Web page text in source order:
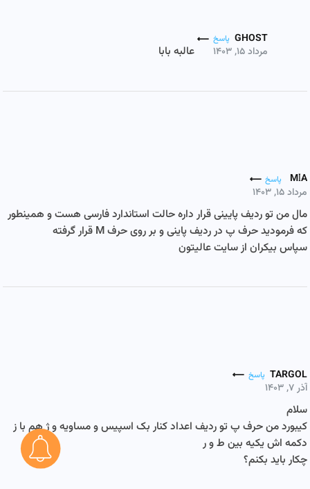
GHOST پاسخ
مرداد ۱۵, ۱۴۰۳ عالبه بابا
MIA پاسخ
مرداد ۱۵, ۱۴۰۳
مال من تو ردیف پایینی قرار داره حالت استاندارد فارسی هست و همینطور
که فرمودید حرف پ در ردیف پاینی و بر روی حرف M قرار گرفته
سپاس بیکران از سایت عالیتون
TARGOL پاسخ
آذر ۷, ۱۴۰۳
سلام
کیبورد من حرف پ تو ردیف اعداد کنار بک اسپیس و مساویه و ژ هم با ز
دکمه اش یکیه بین ط و ر
چکار باید بکنم؟